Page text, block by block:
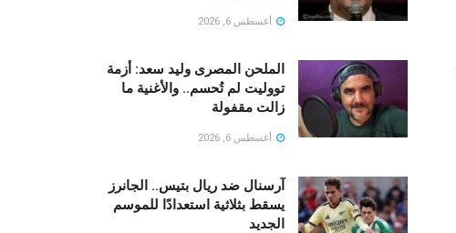
أغسطس 6, 2026
الملحن المصرى وليد سعد: أزمة
تووليت لم تُحسم.. والأغنية ما
زالت مقفولة
أغسطس 6, 2026
آرسنال ضد ريال بتيس.. الجانرز
يسقط بثلاثية استعدادًا للموسم
الجديد